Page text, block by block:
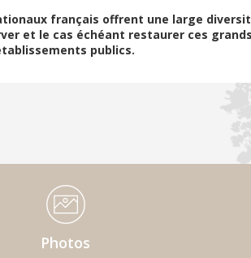
français offrent une large
et le cas échéant restaurer ces
publics.
Photos